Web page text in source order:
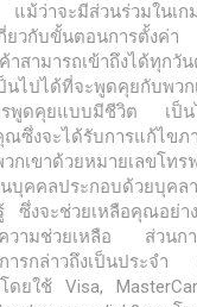
ม้ว่าจะมีส่วนร่วมในเ
กี่ยวกับขั้นตอนการตั้ง
ค้าสามารถเข้าถึงได้
ปได้ที่จะพูดคุยกับพวก
รพูดคุยแบบมีชีวิต เป็น
ณซึ่งจะได้รับการแก้ไขภ
วกเขาด้วยหมายเลขโ
นบุคคลประกอบด้วยบุคล
ซึ่งจะช่วยเหลือคุณอย่าง
วามช่วยเหลือ ส่วนกา
ารกล่าวถึงเป็นประจำ
ดยใช้ Visa,